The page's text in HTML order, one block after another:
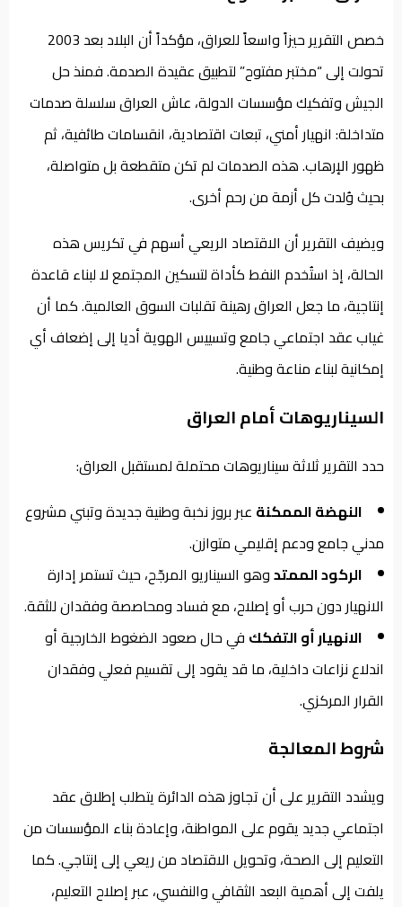
خصص التقرير حيزاً واسعاً للعراق، مؤكداً أن البلاد بعد 2003
تحولت إلى “مختبر مفتوح” لتطبيق عقيدة الصدمة. فمنذ حل
الجيش وتفكيك مؤسسات الدولة، عاش العراق سلسلة صدمات
متداخلة: انهيار أمني، تبعات اقتصادية، انقسامات طائفية، ثم
ظهور الإرهاب. هذه الصدمات لم تكن متقطعة بل متواصلة،
بحيث وُلدت كل أزمة من رحم أخرى.
ويضيف التقرير أن الاقتصاد الريعي أسهم في تكريس هذه
الحالة، إذ استُخدم النفط كأداة لتسكين المجتمع لا لبناء قاعدة
إنتاجية، ما جعل العراق رهينة تقلبات السوق العالمية. كما أن
غياب عقد اجتماعي جامع وتسييس الهوية أديا إلى إضعاف أي
إمكانية لبناء مناعة وطنية.
السيناريوهات أمام العراق
حدد التقرير ثلاثة سيناريوهات محتملة لمستقبل العراق:
النهضة الممكنة عبر بروز نخبة وطنية جديدة وتبني مشروع
مدني جامع ودعم إقليمي متوازن.
الركود الممتدوهو السيناريو المرجّح، حيث تستمر إدارة
الانهيار دون حرب أو إصلاح، مع فساد ومحاصصة وفقدان للثقة.
الانهيار أو التفكك في حال صعود الضغوط الخارجية أو
اندلاع نزاعات داخلية، ما قد يقود إلى تقسيم فعلي وفقدان
القرار المركزي.
شروط المعالجة
ويشدد التقرير على أن تجاوز هذه الدائرة يتطلب إطلاق عقد
اجتماعي جديد يقوم على المواطنة، وإعادة بناء المؤسسات من
التعليم إلى الصحة، وتحويل الاقتصاد من ريعي إلى إنتاجي. كما
يلفت إلى أهمية البعد الثقافي والنفسي، عبر إصلاح التعليم،